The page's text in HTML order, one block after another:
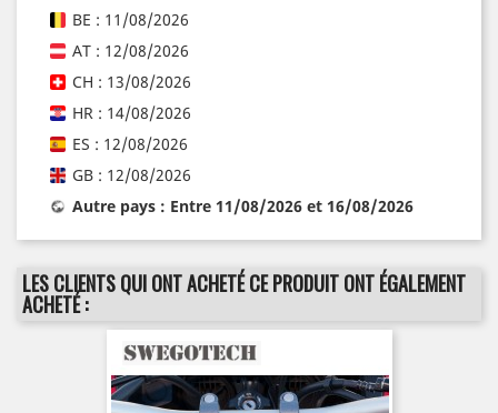
BE : 11/08/2026
AT : 12/08/2026
CH : 13/08/2026
HR : 14/08/2026
ES : 12/08/2026
GB : 12/08/2026
Autre pays : Entre 11/08/2026 et 16/08/2026
LES CLIENTS QUI ONT ACHETÉ CE PRODUIT ONT ÉGALEMENT
ACHETÉ :